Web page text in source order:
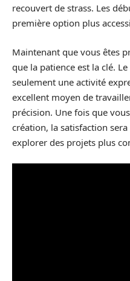
recouvert de strass. Les
première option plus
Maintenant que vous êtes
que la patience est la clé. Le
seulement une activité
excellent moyen de
précision. Une fois que
création, la satisfaction
explorer des projets plus